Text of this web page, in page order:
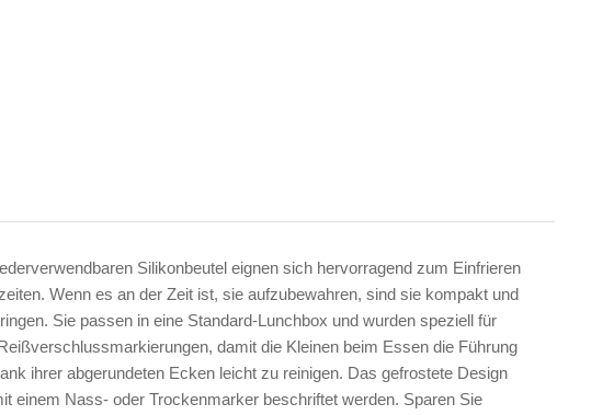
Silikonbeutel eignen sich hervorragend zum Einfrieren
Wenn es an der Zeit ist, sie aufzubewahren, sind sie kompakt und
Sie passen in eine Standard-Lunchbox und wurden speziell für
damit die Kleinen beim Essen die Führung
ihrer abgerundeten Ecken leicht zu reinigen. Das gefrostete Design
einem Nass- oder Trockenmarker beschriftet werden. Sparen Sie